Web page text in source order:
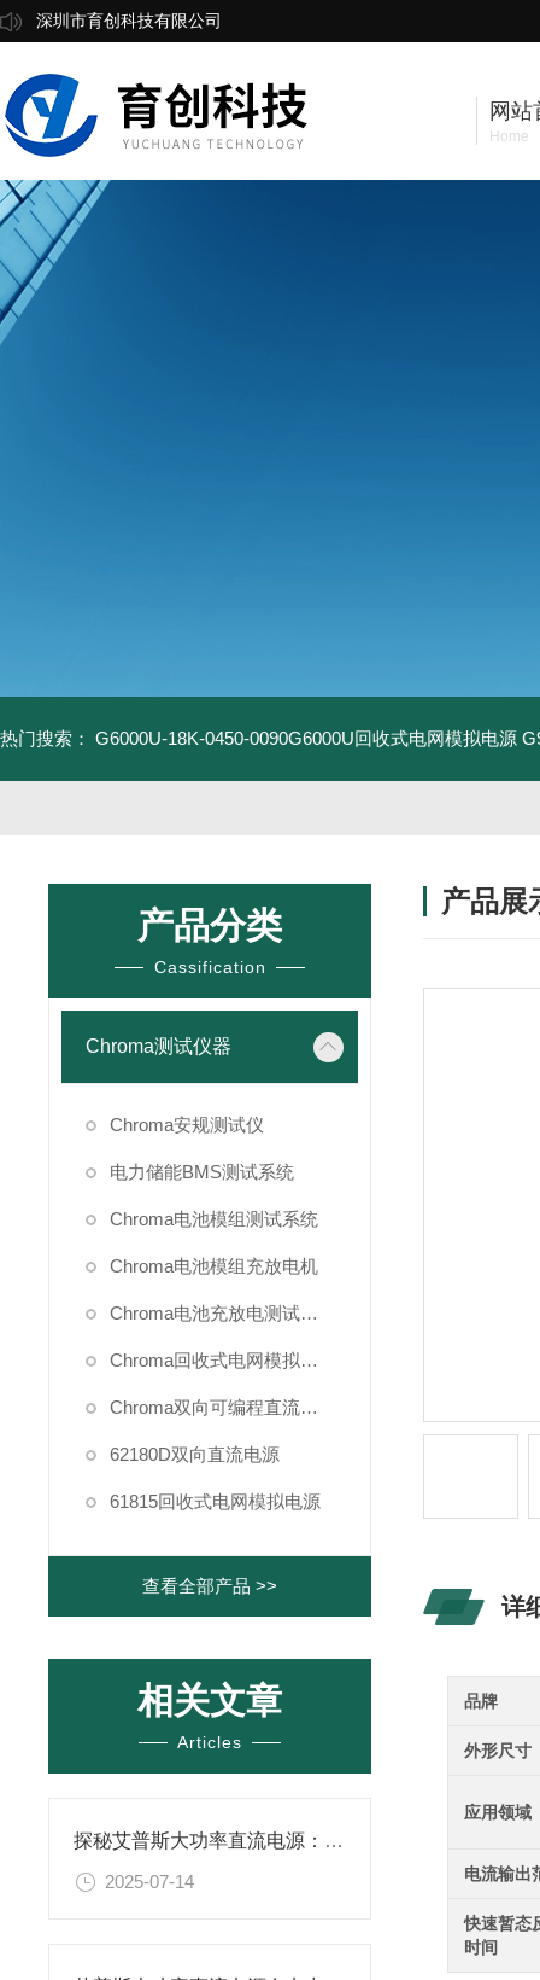
深圳市育创科技有限公司
网站
Home
热门搜索： G6000U-18K-0450-0090G6000U回收式电网模拟电源
产品分类
Cassification
Chroma测试仪器
Chroma安规测试仪
电力储能BMS测试系统
Chroma电池模组测试系统
Chroma电池模组充放电机
Chroma电池充放电测试系统
Chroma回收式电网模拟电源
Chroma双向可编程直流电源
62180D双向直流电源
61815回收式电网模拟电源
查看全部产品 >>
相关文章
Articles
探秘艾普斯大功率直流电源：高效能源转换的奥秘
2025-07-14
产品展
详
品牌
外形尺寸
应用领域
电流输出
快速暂态
时间